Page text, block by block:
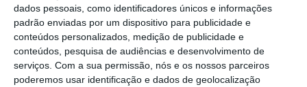
dados pessoais, como identificadores únicos e informações
padrão enviadas por um dispositivo para publicidade e
conteúdos personalizados, medição de publicidade e
conteúdos, pesquisa de audiências e desenvolvimento de
serviços. Com a sua permissão, nós e os nossos parceiros
poderemos usar identificação e dados de geolocalização